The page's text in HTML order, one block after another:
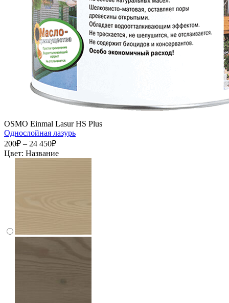
OSMO Einmal Lasur HS Plus
Однослойная лазурь
200₽ – 24 450₽
Цвет: Название